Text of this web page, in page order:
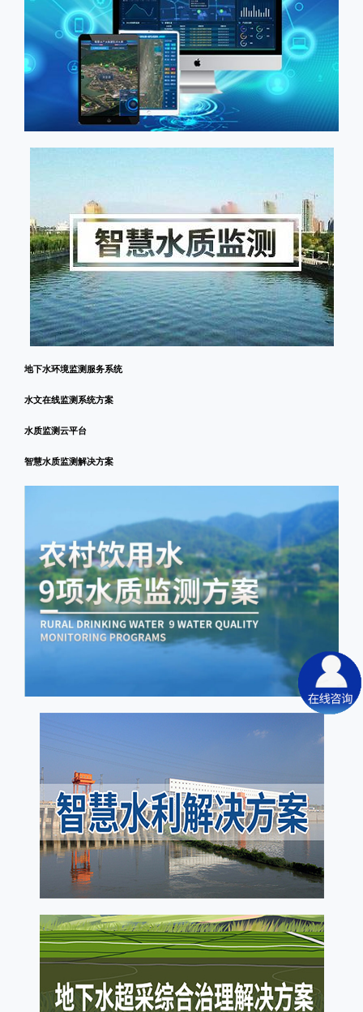
地下水环境监测服务系统
水文在线监测系统方案
水质监测云平台
智慧水质监测解决方案